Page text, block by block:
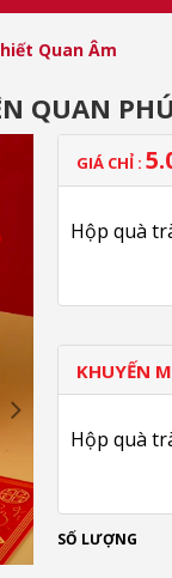
Quan Âm
QUAN
GIÁ CHỈ :
Hộp quà
KHUYẾN
Hộp quà
SỐ LƯỢNG